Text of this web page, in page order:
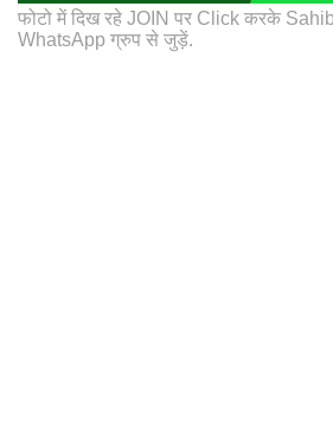
फोटो में दिख रहे JOIN पर Click करके
WhatsApp ग्रुप से जुड़ें.